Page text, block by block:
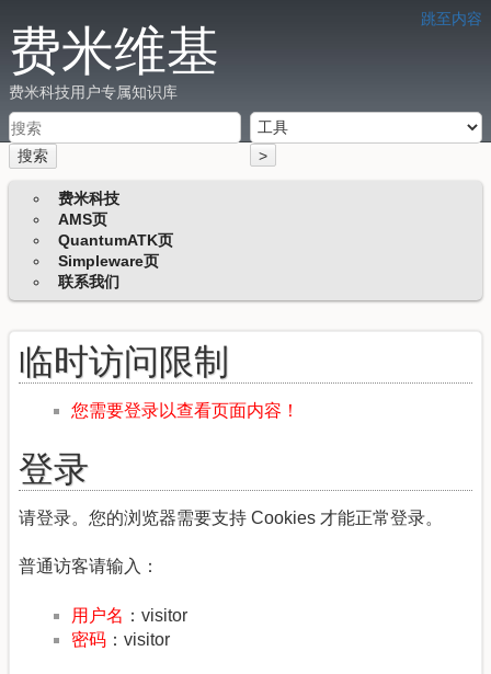
跳至内容
费米维基
费米科技用户专属知识库
搜索 >
费米科技
AMS页
QuantumATK页
Simpleware页
联系我们
临时访问限制
您需要登录以查看页面内容！
登录
请登录。您的浏览器需要支持 Cookies 才能正常登录。
普通访客请输入：
用户名 ：visitor
密码 ：visitor